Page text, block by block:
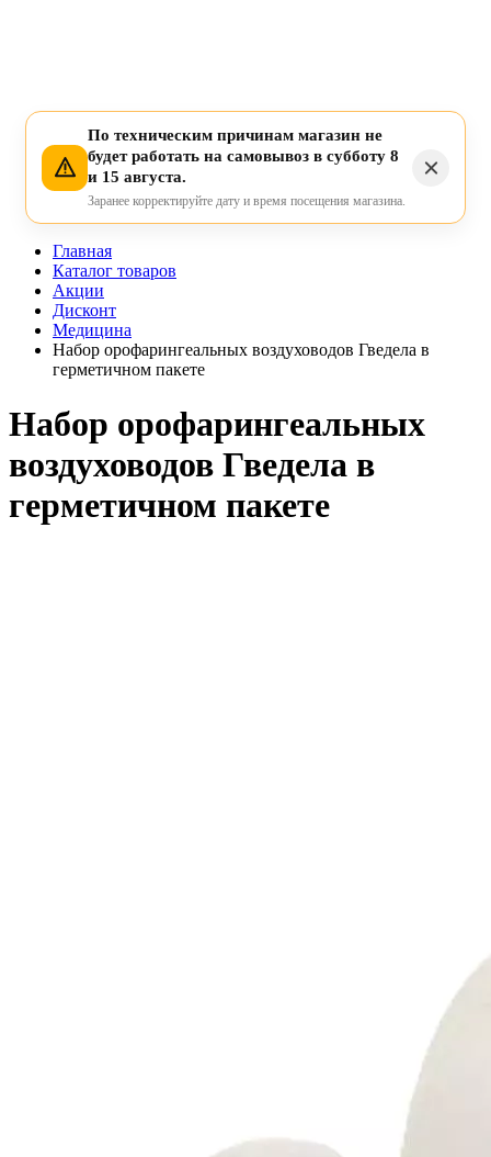
По техническим причинам магазин не
будет работать на самовывоз в субботу 8
и 15 августа.
Заранее корректируйте дату и время посещения магазина.
Главная
Каталог товаров
Акции
Дисконт
Медицина
Набор орофарингеальных воздуховодов Гведела в
герметичном пакете
Набор орофарингеальных
воздуховодов Гведела в
герметичном пакете